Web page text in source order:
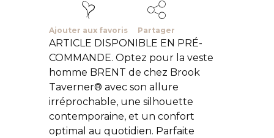
Ajouter aux favoris Partager
ARTICLE DISPONIBLE EN PRÉ-
COMMANDE. Optez pour la veste
homme BRENT de chez Brook
Taverner® avec son allure
irréprochable, une silhouette
contemporaine, et un confort
optimal au quotidien. Parfaite